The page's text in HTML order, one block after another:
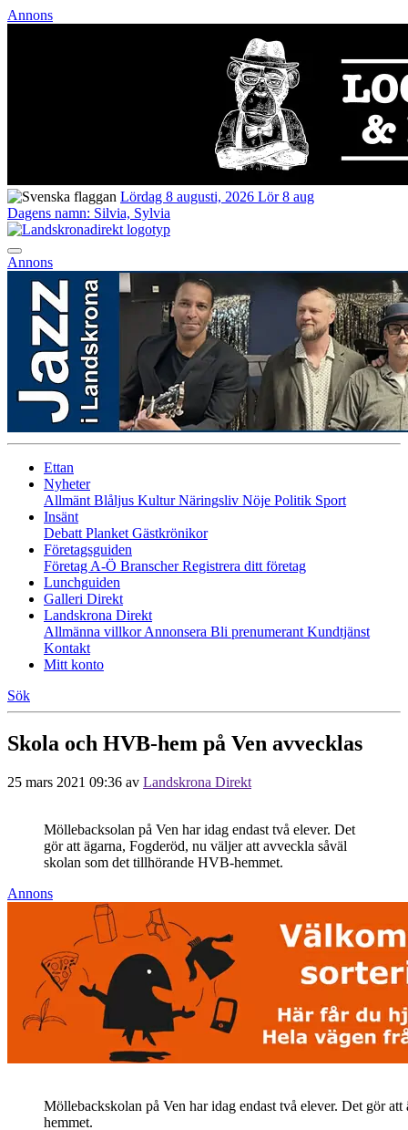
Annons
Lördag 8 augusti, 2026 Lör 8 aug
Dagens namn: Silvia, Sylvia
Annons
Ettan
Nyheter
Allmänt Blåljus KulturNäringsliv Nöje Politik Sport
Insänt
Debatt Planket Gästkrönikor
Företagsguiden
Företag A-Ö BranscherRegistrera ditt företag
Lunchguiden
Galleri Direkt
Landskrona Direkt
Allmänna villkorAnnonsera Bli prenumerant Kundtjänst
Kontakt
Mitt konto
Sök
Skola och HVB-hem på Ven avvecklas
25 mars 2021 09:36 av Landskrona Direkt
Möllebacksolan på Ven har idag endast två elever. Det
gör att ägarna, Fogderöd, nu väljer att avveckla såväl
skolan som det tillhörande HVB-hemmet.
Annons
Möllebackskolan på Ven har idag endast två elever. Det gör
hemmet.